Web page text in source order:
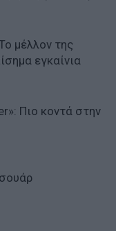
μέλλον της
εγκαίνια
Πιο κοντά στην